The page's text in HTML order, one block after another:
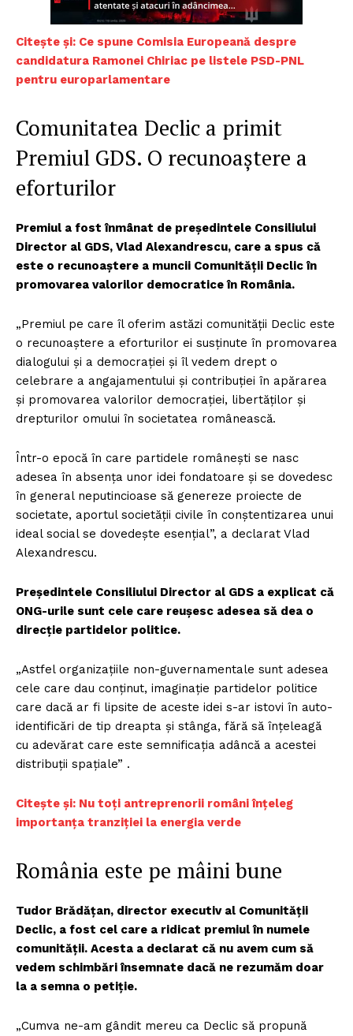
Citește și: Ce spune Comisia Europeană despre
candidatura Ramonei Chiriac pe listele PSD-PNL
pentru europarlamentare
Comunitatea Declic a primit
Premiul GDS. O recunoaștere a
eforturilor
Premiul a fost înmânat de preşedintele Consiliului
Director al GDS, Vlad Alexandrescu, care a spus că
este o recunoaștere a muncii Comunității Declic în
promovarea valorilor democratice în România.
„Premiul pe care îl oferim astăzi comunității Declic este
o recunoaștere a eforturilor ei susținute în promovarea
dialogului și a democrației și îl vedem drept o
celebrare a angajamentului și contribuției în apărarea
și promovarea valorilor democrației, libertăților și
drepturilor omului în societatea românească.
Într-o epocă în care partidele românești se nasc
adesea în absența unor idei fondatoare și se dovedesc
în general neputincioase să genereze proiecte de
societate, aportul societății civile în conștentizarea unui
ideal social se dovedește esențial”, a declarat Vlad
Alexandrescu.
Preşedintele Consiliului Director al GDS a explicat că
ONG-urile sunt cele care reușesc adesea să dea o
direcție partidelor politice.
„Astfel organizațiile non-guvernamentale sunt adesea
cele care dau conținut, imaginație partidelor politice
care dacă ar fi lipsite de aceste idei s-ar istovi în auto-
identificări de tip dreapta și stânga, fără să înțeleagă
cu adevărat care este semnificația adâncă a acestei
distribuții spațiale” .
Citește și: Nu toți antreprenorii români înțeleg
importanța tranziției la energia verde
România este pe mâini bune
Tudor Brădăţan, director executiv al Comunității
Declic, a fost cel care a ridicat premiul în numele
comunității. Acesta a declarat că nu avem cum să
vedem schimbări însemnate dacă ne rezumăm doar
la a semna o petiție.
„Cumva ne-am gândit mereu ca Declic să propună